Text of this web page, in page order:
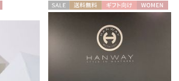
セー
ル
送料無 ギフト
向け
WOME